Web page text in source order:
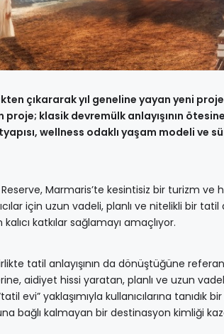
çıkararak yıl geneline yayan yeni
klasik devremülk anlayışının
wellness odaklı yaşam modeli ve
Marmaris’te kesintisiz bir turizm ve
için uzun vadeli, planlı ve nitelikli bir
katkılar sağlamayı amaçlıyor.
tatil anlayışının da dönüştüğüne
aidiyet hissi yaratan, planlı ve uzun
evi” yaklaşımıyla kullanıcılarına tanıdık
bağlı kalmayan bir destinasyon kimliği